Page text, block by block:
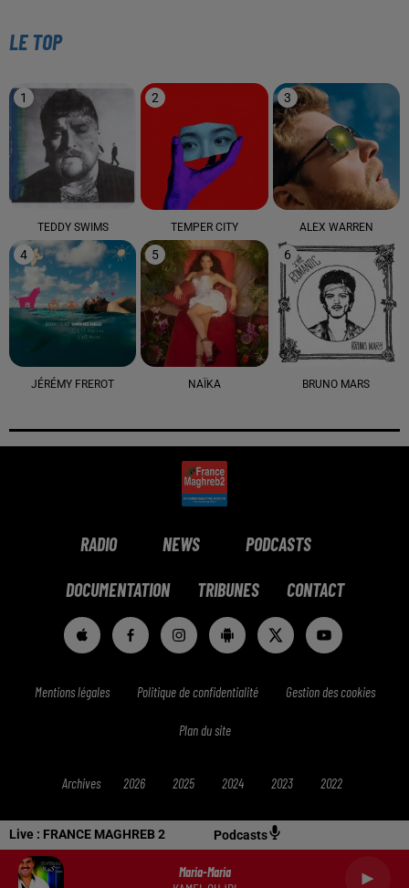
Live : FRANCE MAGHREB 2 Podcasts
Maria-Maria
LE TOP
1
TEDDY SWIMS
2
TEMPER CITY
3
ALEX WARREN
4
JÉRÉMY FREROT
5
NAÏKA
6
BRUNO MARS
RADIO NEWS PODCASTS
DOCUMENTATION TRIBUNES CONTACT
Mentions légales Politique de confidentialité Gestion des cookies
Plan du site
Archives 2026 2025 2024 2023 2022